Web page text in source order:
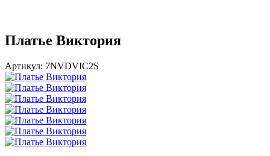
Платье Виктория
Артикул: 7NVDVIC2S